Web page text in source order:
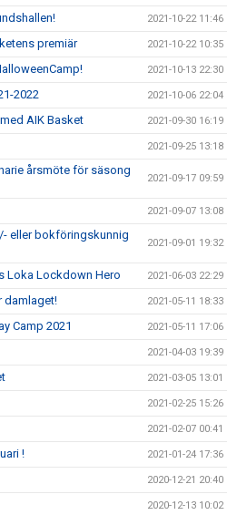
2021-10-22 11:46
premiär 2021-10-22 10:35
2021-10-13 22:30
2022 2021-10-06 22:04
AIK Basket 2021-09-30 16:19
2021-09-25 13:18
årsmöte för säsong
2021-09-17 09:59
2021-09-07 13:08
eller bokföringskunnig
2021-09-01 19:32
Loka Lockdown Hero 2021-06-03 22:29
damlaget! 2021-05-11 18:33
Camp 2021 2021-05-11 17:06
2021-04-03 19:39
2021-03-05 13:01
2021-02-25 15:26
2021-02-07 00:41
! 2021-01-24 17:36
2020-12-21 20:40
2020-12-13 10:02